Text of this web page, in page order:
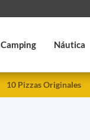
Camping Náutica
10 Pizzas Originales